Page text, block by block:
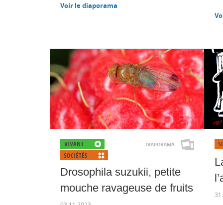
Voir le diaporama
Drosophila suzukii, petite
mouche ravageuse de fruits